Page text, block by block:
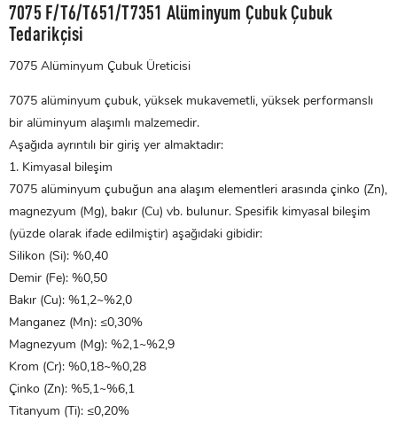
7075 F/T6/T651/T7351 Alüminyum Çubuk Çubuk
Tedarikçisi
7075 Alüminyum Çubuk Üreticisi
7075 alüminyum çubuk, yüksek mukavemetli, yüksek performanslı
bir alüminyum alaşımlı malzemedir.
Aşağıda ayrıntılı bir giriş yer almaktadır:
1. Kimyasal bileşim
7075 alüminyum çubuğun ana alaşım elementleri arasında çinko (Zn),
magnezyum (Mg), bakır (Cu) vb. bulunur. Spesifik kimyasal bileşim
(yüzde olarak ifade edilmiştir) aşağıdaki gibidir:
Silikon (Si): %0,40
Demir (Fe): %0,50
Bakır (Cu): %1,2~%2,0
Manganez (Mn): ≤0,30%
Magnezyum (Mg): %2,1~%2,9
Krom (Cr): %0,18~%0,28
Çinko (Zn): %5,1~%6,1
Titanyum (Ti): ≤0,20%